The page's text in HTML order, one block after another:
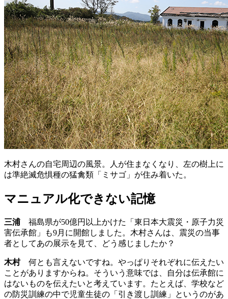
木村さんの自宅周辺の風景。人が住まなくなり、左の樹上に
は準絶滅危惧種の猛禽類 「ミサゴ」が住み着いた。
マニュアル化できない記憶
三浦 福島県が50億円以上かけた「東日本大震災・原子力災
害伝承館」も9月に開館しました。木村さんは、震災の当事
者としてあの展示を見て、どう感じましたか？
木村何とも言えないですね。やっぱりそれぞれに伝えたい
ことがありますからね。そういう意味では、自分は伝承館に
はないものを伝えたいと考えています。たとえば、学校など
の防災訓練の中で児童生徒の「引き渡し訓練」というのがあ